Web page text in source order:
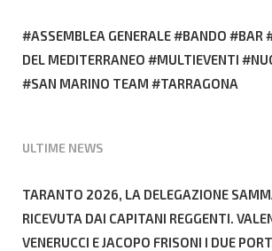
ASSEMBLEA GENERALE BANDO BAR
DEL MEDITERRANEO
MULTIEVENTI
SAN MARINO TEAM
TARRAGONA
ULTIME NEWS
TARANTO 2026, LA DELEGAZIONE
RICEVUTA DAI CAPITANI REGGENTI.
VENERUCCI E JACOPO FRISONI I DUE